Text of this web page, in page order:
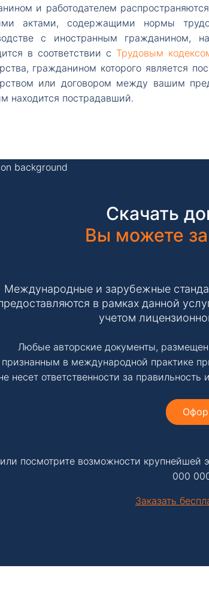
и работодателем
актами, содержащими нормы
с иностранным гражданином,
в соответствии сТрудовым
гражданином которого является
или договором между вашим
находится пострадавший.
Скачать
Вы можете
Международные и зарубежные
в рамках данной
учетом
Любые авторские документы,
признанным в международной практике
несет ответственности за
или посмотрите возможности крупнейшей
000
Заказать